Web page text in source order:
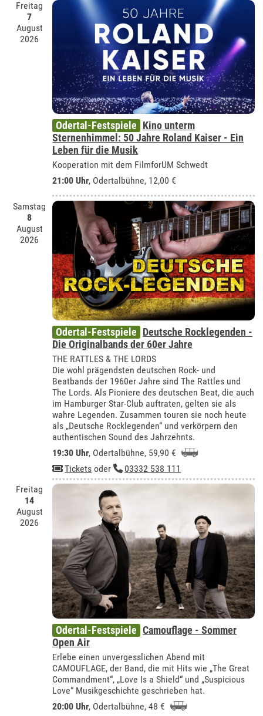
Freitag
7
August
2026
Odertal-Festspiele Kino unterm
Sternenhimmel: 50 Jahre Roland Kaiser - Ein
Leben für die Musik
Kooperation mit dem FilmforUM Schwedt
21:00 Uhr, Odertalbühne, 12,00 €
Samstag
8
August
2026
Odertal-Festspiele Deutsche Rocklegenden -
Die Originalbands der 60er Jahre
THE RATTLES & THE LORDS
Die wohl prägendsten deutschen Rock- und
Beatbands der 1960er Jahre sind The Rattles und
The Lords. Als Pioniere des deutschen Beat, die auch
im Hamburger Star-Club auftraten, gelten sie als
wahre Legenden. Zusammen touren sie noch heute
als „Deutsche Rocklegenden“ und verkörpern den
authentischen Sound des Jahrzehnts.
19:30 Uhr, Odertalbühne, 59,90 €
Tickets oder
03332 538 111
Freitag
14
August
2026
Odertal-Festspiele Camouflage - Sommer
Open Air
Erlebe einen unvergesslichen Abend mit
CAMOUFLAGE, der Band, die mit Hits wie „The Great
Commandment“, „Love Is a Shield“ und „Suspicious
Love“ Musikgeschichte geschrieben hat.
20:00 Uhr, Odertalbühne, 48 €